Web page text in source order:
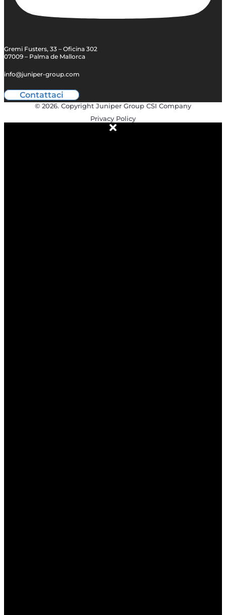
Gremi Fusters, 33 – Oficina 302
07009 – Palma de Mallorca
info@juniper-group.com
Contattaci
© 2026. Copyright Juniper Group CSI Company
Privacy Policy